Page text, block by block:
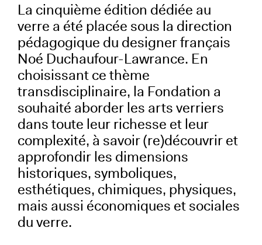
La cinquième édition dédiée au
verre a été placée sous la direction
pédagogique du designer français
Noé Duchaufour-Lawrance. En
choisissant ce thème
transdisciplinaire, la Fondation a
souhaité aborder les arts verriers
dans toute leur richesse et leur
complexité, à savoir (re)découvrir et
approfondir les dimensions
historiques, symboliques,
esthétiques, chimiques, physiques,
mais aussi économiques et sociales
du verre.